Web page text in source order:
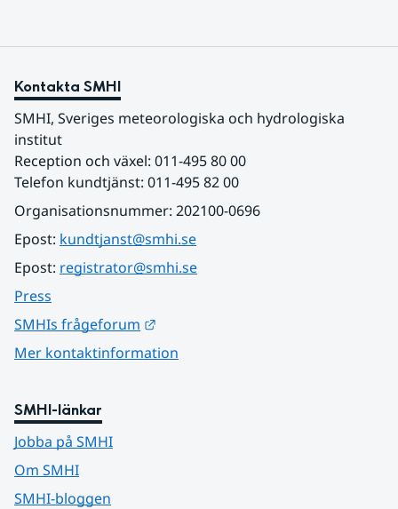
Kontakta SMHI
SMHI, Sveriges meteorologiska och hydrologiska
institut
Reception och växel: 011-495 80 00
Telefon kundtjänst: 011-495 82 00
Organisationsnummer: 202100-0696
Epost: kundtjanst@smhi.se
Epost: registrator@smhi.se
Press
SMHIs frågeforum
Mer kontaktinformation
SMHI-länkar
Jobba på SMHI
Om SMHI
SMHI-bloggen